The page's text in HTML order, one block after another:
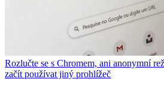
Rozlučte se s Chromem, ani anonymní
začít používat jiný prohlížeč